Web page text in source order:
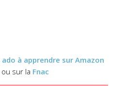
à apprendre sur Amazon
ou sur la Fnac